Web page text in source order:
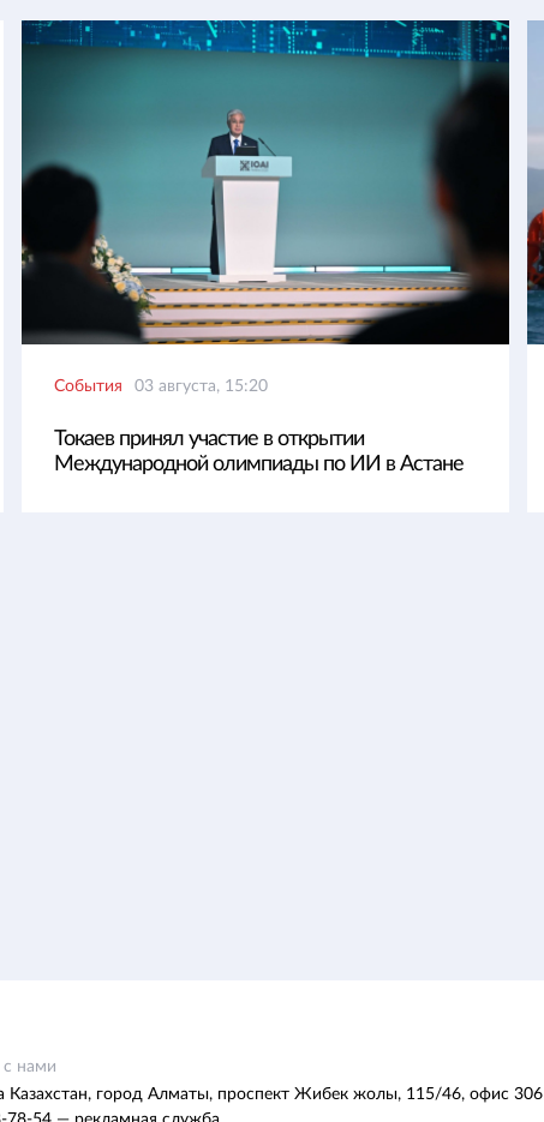
События 03 августа, 15:20
Токаев принял участие в открытии
Международной олимпиады по ИИ в Астане
с нами
Казахстан, город Алматы, проспект Жибек жолы, 115/46, офис 306